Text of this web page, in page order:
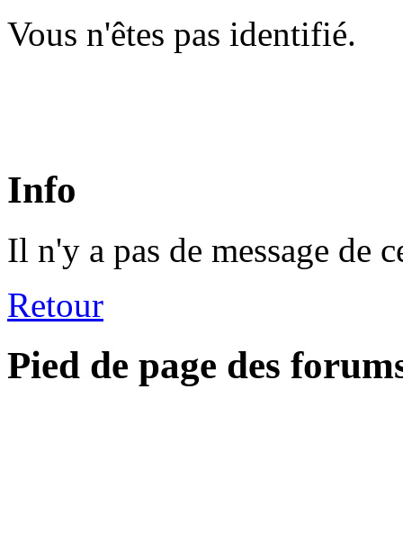
Vous n'êtes pas identifié.
Info
Il n'y a pas de message de
Retour
Pied de page des